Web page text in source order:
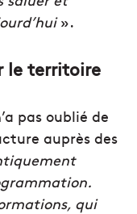
».
le territoire
pas oublié de
auprès des
qui